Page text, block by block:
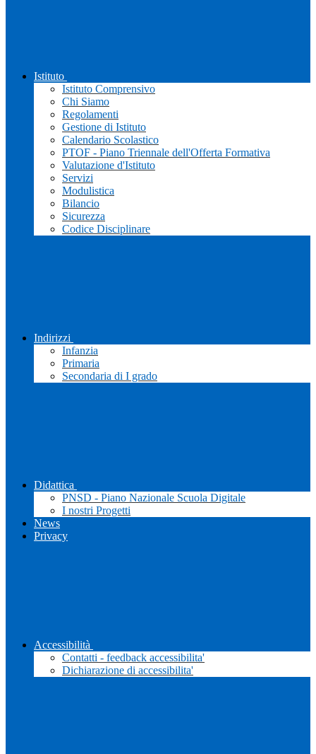
Istituto
Istituto Comprensivo
Chi Siamo
Regolamenti
Gestione di Istituto
Calendario Scolastico
PTOF - Piano Triennale dell'Offerta Formativa
Valutazione d'Istituto
Servizi
Modulistica
Bilancio
Sicurezza
Codice Disciplinare
Indirizzi
Infanzia
Primaria
Secondaria di I grado
Didattica
PNSD - Piano Nazionale Scuola Digitale
I nostri Progetti
News
Privacy
Accessibilità
Contatti - feedback accessibilita'
Dichiarazione di accessibilita'